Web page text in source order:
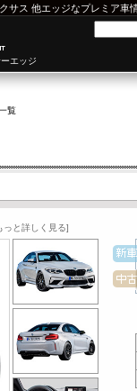
サス 他エッジなプレミア車
エッジ
覧
っと詳しく見る]